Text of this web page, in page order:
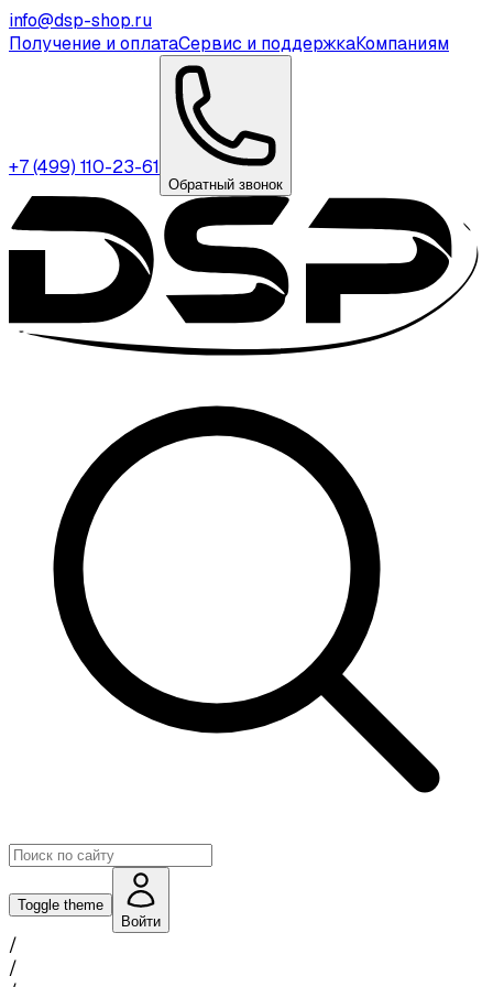
info@dsp-shop.ru
Получение и оплатаСервис и поддержкаКомпаниям
+7 (499) 110-23-61
Обратный звонок
Toggle theme
Войти
/
/